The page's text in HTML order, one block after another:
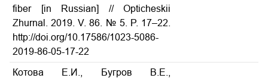
fiber
[in Russian] // Opticheskii
Zhurnal. 2019. V. 86. № 5. P. 17–22.
http://doi.org/10.17586/1023-5086-
2019-86-05-17-22
Котова Е.И., Бугров В.Е.,